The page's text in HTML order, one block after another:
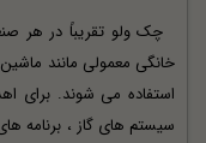
چک ولو تقریباً در هر
خانگی معمولی مانند
استفاده می شوند. برای
سیستم های گاز ، برنامه